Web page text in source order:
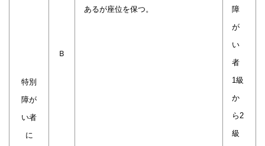
特別
障が
い者
に
Ｂ
あるが座位を保つ。
障
が
い
者
1級
か
ら2
級